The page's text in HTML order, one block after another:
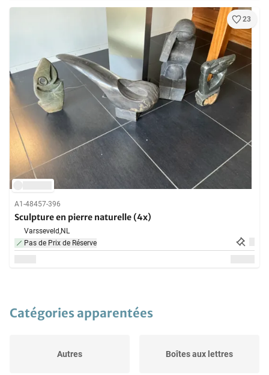
23
A1-48457-396
Sculpture en pierre naturelle (4x)
Varsseveld,NL
Pas de Prix de Réserve
Catégories apparentées
Autres Boîtes aux lettres